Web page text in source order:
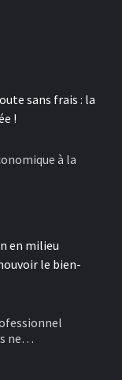
sans frais : la
!
à la
en milieu
le bien-
ne…